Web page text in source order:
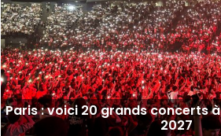
Paris : voici 20 grands concerts
2027